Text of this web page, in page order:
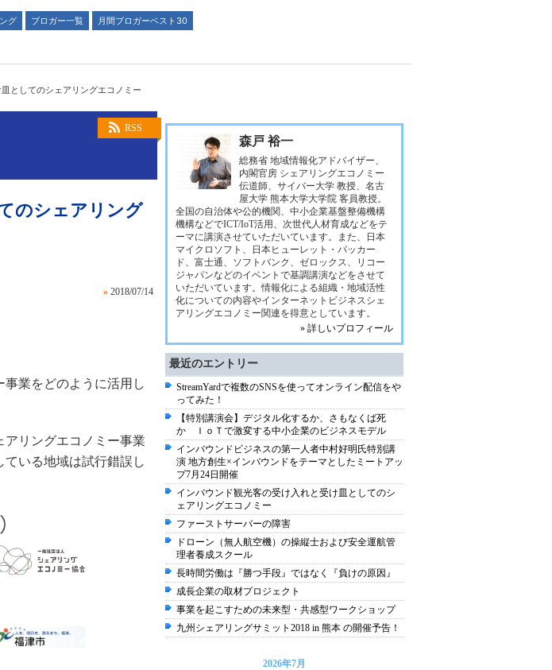
グ ブロガー一覧
月間ブロガーベスト30
としてのシェアリングエコノミー
RSS
のシェアリング
» 2018/07/14
業をどのように活用し
リングエコノミー事業
いる地域は試行錯誤し
森戸 裕一
総務省 地域情報化アドバイザー、
内閣官房 シェアリングエコノミー
伝道師、サイバー大学 教授、名古
屋大学 熊本大学大学院 客員教授。
全国の自治体や公的機関、中小企業基盤整備機構
機構などでICT/IoT活用、次世代人材育成などをテ
ーマに講演させていただいています。また、日本
マイクロソフト、日本ヒューレット・パッカー
ド、富士通、ソフトバンク、ゼロックス、リコー
ジャパンなどのイベントで基調講演などをさせて
いただいています。情報化による組織・地域活性
化についての内容やインターネットビジネスシェ
アリングエコノミー関連を得意としています。
» 詳しいプロフィール
最近のエントリー
StreamYardで複数のSNSを使ってオンライン配信をや
ってみた！
【特別講演会】デジタル化するか、さもなくば死
か ＩｏＴで激変する中小企業のビジネスモデル
インバウンドビジネスの第一人者中村好明氏特別講
演 地方創生×インバウンドをテーマとしたミートアッ
プ7月24日開催
インバウンド観光客の受け入れと受け皿としてのシ
ェアリングエコノミー
ファーストサーバーの障害
ドローン（無人航空機）の操縦士および安全運航管
理者養成スクール
長時間労働は『勝つ手段』ではなく『負けの原因』
成長企業の取材プロジェクト
事業を起こすための未来型・共感型ワークショップ
九州シェアリングサミット2018 in 熊本 の開催予告！
2026年7月